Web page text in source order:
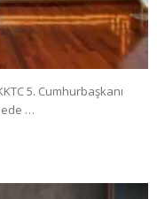
5. Cumhurbaşkanı
…